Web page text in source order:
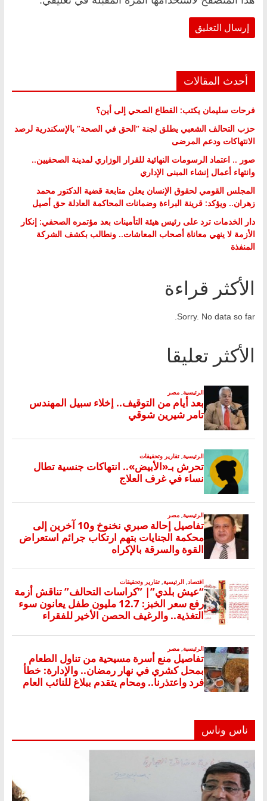
أحدث المقالات
فرحات سليمان يكتب: القطاع الصحي إلى أين؟
حزب التحالف الشعبي يطلق لجنة “الحق في الصحة” بالإسكندرية لرصد
الانتهاكات ودعم المرضى
صور .. اعتماد الرسومات النهائية للقرار الوزاري لمدينة الصحفيين..
وانتهاء أعمال إنشاء المبنى الإداري
المجلس القومي لحقوق الإنسان يعلن متابعة قضية الدكتور محمد
زهران.. ويؤكد: قرينة البراءة وضمانات المحاكمة العادلة حق أصيل
دار الخدمات ترد على رئيس هيئة التأمينات بعد مؤتمره الصحفي: إنكار
الأزمة لا ينهي معاناة أصحاب المعاشات.. ونطالب بكشف الشركة
المنفذة
الأكثر قراءة
Sorry. No data so far.
الأكثر تعليقا
ناس وناس